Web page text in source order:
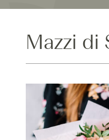
Mazzi di